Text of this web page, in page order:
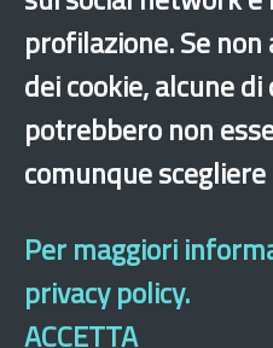
profilazione. Se
dei cookie, alcune
potrebbero non
comunque
Per maggiori
privacy policy.
ACCETTA
Dichiarazione di accessibilità Mappa
Sito